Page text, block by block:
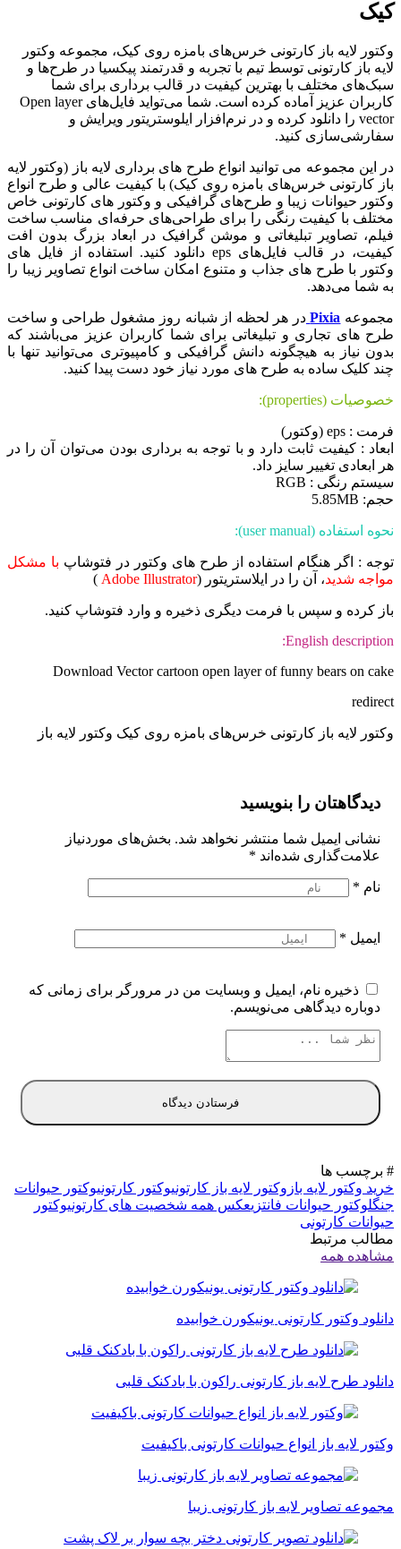
کیک
وکتور لایه باز کارتونی خرس‌های بامزه روی کیک، مجموعه وکتور
لایه باز کارتونی توسط تیم با تجربه و قدرتمند پیکسیا در طرح‌ها و
سبک‌های مختلف با بهترین کیفیت در قالب برداری برای شما
کاربران عزیز آماده کرده است. شما می‌تواید فایل‌های Open layer
vector را دانلود کرده و در نرم‌افزار ایلوستریتور ویرایش و
سفارشی‌سازی کنید.
در این مجموعه می توانید انواع طرح های برداری لایه باز (وکتور لایه
باز کارتونی خرس‌های بامزه روی کیک) با کیفیت عالی و طرح انواع
وکتور حیوانات زیبا و طرح‌های گرافیکی و وکتور های کارتونی خاص
مختلف با کیفیت رنگی را برای طراحی‌های حرفه‌ای مناسب ساخت
فیلم، تصاویر تبلیغاتی و موشن گرافیک در ابعاد بزرگ بدون افت
کیفیت، در قالب فایل‌های eps دانلود کنید. استفاده از فایل های
وکتور با طرح های جذاب و متنوع امکان ساخت انواع تصاویر زیبا را
به شما می‌دهد.
مجموعه Pixia در هر لحظه از شبانه روز مشغول طراحی و ساخت
طرح های تجاری و تبلیغاتی برای شما کاربران عزیز می‌باشند که
بدون نیاز به هیچگونه دانش گرافیکی و کامپیوتری می‌توانید تنها با
چند کلیک ساده به طرح های مورد نیاز خود دست پیدا کنید.
خصوصیات (properties):
فرمت : eps (وکتور)
ابعاد : کیفیت ثابت دارد و با توجه به برداری بودن می‌توان آن را در
هر ابعادی تغییر سایز داد.
سیستم رنگی : RGB
حجم: 5.85MB
نحوه استفاده (user manual):
توجه : اگر هنگام استفاده از طرح های وکتور در فتوشاپ با مشکل
مواجه شدید، آن را در ایلاستریتور (Adobe Illustrator
)
باز کرده و سپس با فرمت دیگری ذخیره و وارد فتوشاپ کنید.
English description:
Download Vector cartoon open layer of funny bears on cake
redirect
وکتور لایه باز کارتونی خرس‌های بامزه روی کیک وکتور لایه باز
دیدگاهتان را بنویسید
نشانی ایمیل شما منتشر نخواهد شد. بخش‌های موردنیاز
علامت‌گذاری شده‌اند *
نام *
ایمیل *
ذخیره نام، ایمیل و وبسایت من در مرورگر برای زمانی که
دوباره دیدگاهی می‌نویسم.
# برچسب ها
خرید وکتور لایه باز وکتور لایه باز کارتونیوکتور کارتونیوکتور حیوانات
جنگلوکتور حیوانات فانتزیعکس همه شخصیت های کارتونیوکتور
حیوانات کارتونی
مطالب مرتبط
مشاهده همه
دانلود وکتور کارتونی یونیکورن خوابیده
دانلود طرح لایه باز کارتونی راکون با بادکنک قلبی
وکتور لایه باز انواع حیوانات کارتونی باکیفیت
مجموعه تصاویر لایه باز کارتونی زیبا